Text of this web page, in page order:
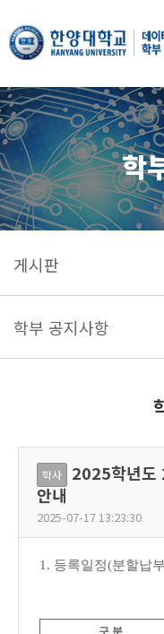
한양대학교
데이터사이언
학
게시판
학부 공지사항
학사
2025학년도
안내
2025-07-17 13:23:30
1. 등록일정(분할납
구 분